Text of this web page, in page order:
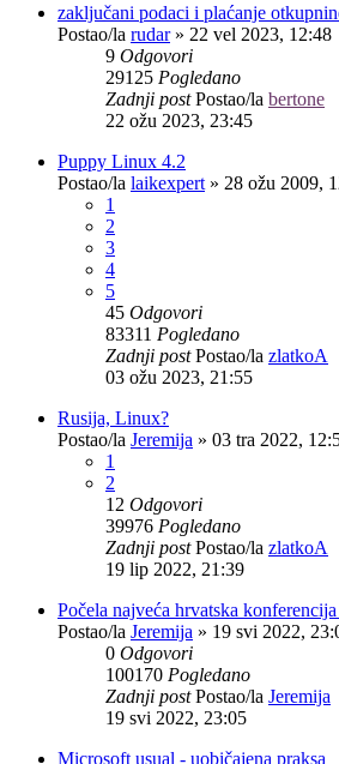
zaključani podaci i plaćanje
Postao/la rudar» 22 vel 2023, 12:48
9 Odgovori
29125 Pogledano
Zadnji postPostao/la bertone
22 ožu 2023, 23:45
Puppy Linux 4.2
Postao/la laikexpert » 28 ožu 2009,
1
2
3
4
5
45 Odgovori
83311 Pogledano
Zadnji postPostao/la zlatkoA
03 ožu 2023, 21:55
Rusija, Linux?
Postao/la Jeremija » 03 tra 2022,
1
2
12 Odgovori
39976 Pogledano
Zadnji postPostao/la zlatkoA
19 lip 2022, 21:39
Počela najveća hrvatska
Postao/la Jeremija » 19 svi 2022,
0 Odgovori
100170 Pogledano
Zadnji postPostao/la Jeremija
19 svi 2022, 23:05
Microsoft usual - uobičajena praksa